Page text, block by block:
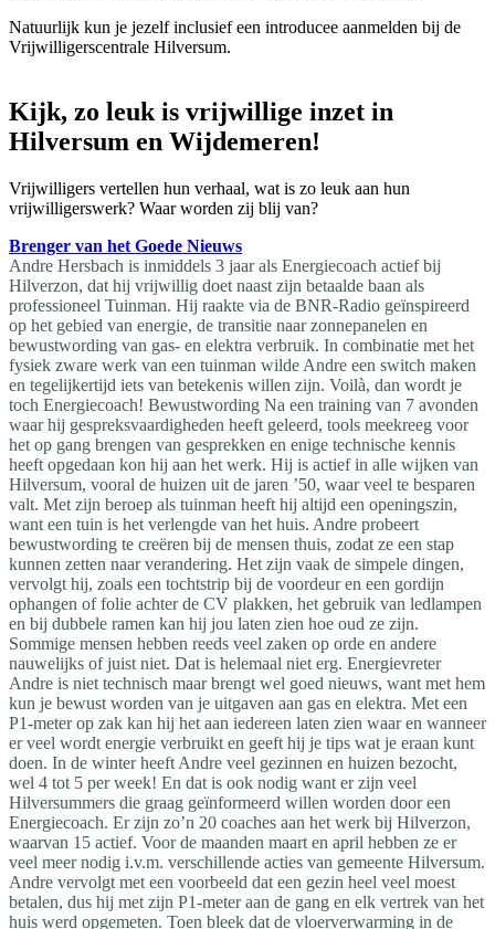
Natuurlijk kun je jezelf inclusief een introducee aanmelden bij de
Vrijwilligerscentrale Hilversum.
Kijk, zo leuk is vrijwillige inzet in
Hilversum en Wijdemeren!
Vrijwilligers vertellen hun verhaal, wat is zo leuk aan hun
vrijwilligerswerk? Waar worden zij blij van?
Brenger van het Goede Nieuws
Andre Hersbach is inmiddels 3 jaar als Energiecoach actief bij
Hilverzon, dat hij vrijwillig doet naast zijn betaalde baan als
professioneel Tuinman. Hij raakte via de BNR-Radio geïnspireerd
op het gebied van energie, de transitie naar zonnepanelen en
bewustwording van gas- en elektra verbruik. In combinatie met het
fysiek zware werk van een tuinman wilde Andre een switch maken
en tegelijkertijd iets van betekenis willen zijn. Voilà, dan wordt je
toch Energiecoach! Bewustwording Na een training van 7 avonden
waar hij gespreksvaardigheden heeft geleerd, tools meekreeg voor
het op gang brengen van gesprekken en enige technische kennis
heeft opgedaan kon hij aan het werk. Hij is actief in alle wijken van
Hilversum, vooral de huizen uit de jaren ’50, waar veel te besparen
valt. Met zijn beroep als tuinman heeft hij altijd een openingszin,
want een tuin is het verlengde van het huis. Andre probeert
bewustwording te creëren bij de mensen thuis, zodat ze een stap
kunnen zetten naar verandering. Het zijn vaak de simpele dingen,
vervolgt hij, zoals een tochtstrip bij de voordeur en een gordijn
ophangen of folie achter de CV plakken, het gebruik van ledlampen
en bij dubbele ramen kan hij jou laten zien hoe oud ze zijn.
Sommige mensen hebben reeds veel zaken op orde en andere
nauwelijks of juist niet. Dat is helemaal niet erg. Energievreter
Andre is niet technisch maar brengt wel goed nieuws, want met hem
kun je bewust worden van je uitgaven aan gas en elektra. Met een
P1-meter op zak kan hij het aan iedereen laten zien waar en wanneer
er veel wordt energie verbruikt en geeft hij je tips wat je eraan kunt
doen. In de winter heeft Andre veel gezinnen en huizen bezocht,
wel 4 tot 5 per week! En dat is ook nodig want er zijn veel
Hilversummers die graag geïnformeerd willen worden door een
Energiecoach. Er zijn zo’n 20 coaches aan het werk bij Hilverzon,
waarvan 15 actief. Voor de maanden maart en april hebben ze er
veel meer nodig i.v.m. verschillende acties van gemeente Hilversum.
Andre vervolgt met een voorbeeld dat een gezin heel veel moest
betalen, dus hij met zijn P1-meter aan de gang en elk vertrek van het
huis werd opgemeten. Toen bleek dat de vloerverwarming in de